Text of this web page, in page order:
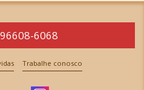
6068
Trabalhe conosco